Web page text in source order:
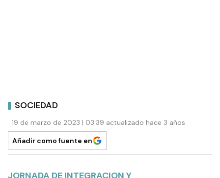
SOCIEDAD
19 de marzo de 2023 | 03:39 actualizado hace 3 años
Añadir como fuente en
JORNADA DE INTEGRACION Y